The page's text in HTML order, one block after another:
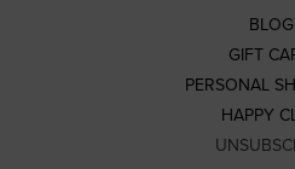
BLOG
GIFT
PERSONAL
HAPPY